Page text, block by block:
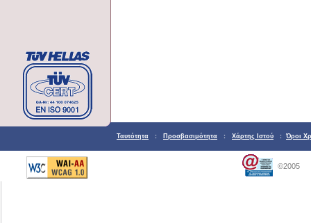
Ταυτότητα : Προσβασιμότητα : Χάρτης Ιστού : Όροι
©2005